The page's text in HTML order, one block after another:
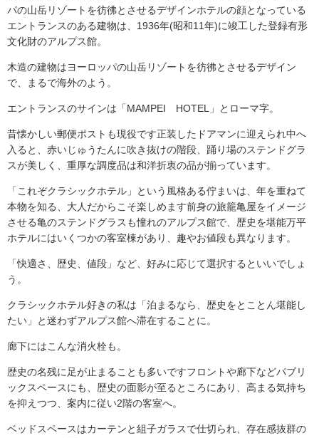
パの山岳リゾートを彷彿とさせるデザインホテルの顔となっている
エントランスのある建物は、1936年(昭和11年)に竣工した登録有形
文化財のアルプス館。
木造の建物はヨーロッパの山岳リゾートを彷彿とさせるデザイン
で、まるで海外のよう。
エントランスのサインは「MAMPEI HOTEL」とローマ字。
昔懐かしい郵便ポストも現役です正装したドアマンに迎えられ中へ
入ると、赤いじゅうたんに吹き抜けの階段、踊り場のステンドグラ
スが美しく、重厚な調度品は和洋折衷の品が揃っています。
「これぞクラシックホテル」という風格ある佇まいは、年を重ねて
本物を知る、大人だからこそ楽しめます前身の旅籠亀屋をイメージ
させる亀のステンドグラスも憧れのアルプス館で、歴史を堪能万平
ホテルにはいくつかの客室棟があり、趣やお値段も異なります。
「快適さ、歴史、値段」など、好みに応じて選択するといいでしょ
う。
クラシックホテル好きの私は「泊まるなら、歴史をとことん堪能し
たい」と迷わずアルプス館へ滞在することに。
廊下にはこんな消火栓も。
歴史の名残に足が止まることも多いですフロントや廊下などパブリ
ックスペースにも、歴史の面影が至るところにあり、高まる気持ち
を抑えつつ、案内に従い2階の客室へ。
ベッドスペースはカーテンと組子ガラスで仕切られ、存在感抜群の